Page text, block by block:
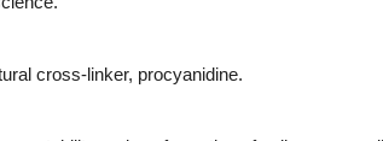
cross-linker, procyanidine.